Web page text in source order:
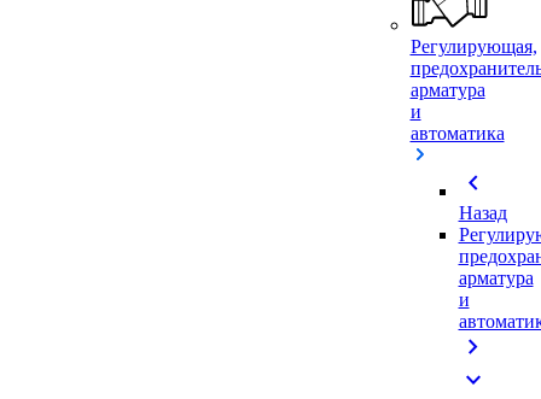
Регулирующая,
арматура
и
автоматика
chevron_left
Назад
арматура
и
chevron_right
expand_more